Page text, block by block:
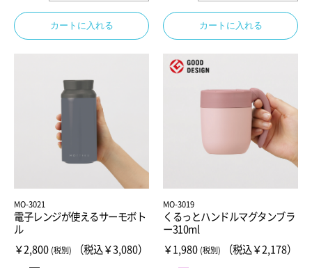
カートに入れる カートに入れる
MO-3021
電子レンジが使えるサーモボト
ル
￥2,800 (税別) （税込￥3,080）
MO-3019
くるっとハンドルマグタンブラ
ー310ml
￥1,980 (税別) （税込￥2,178）